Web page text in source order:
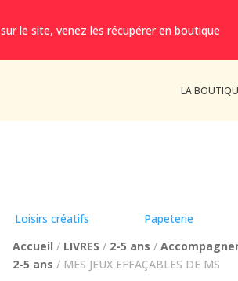
le site, venez les récupérer en boutique
LA
Loisirs créatifs Papeterie
Accueil / LIVRES / 2-5 ans /
2-5 ans / MES JEUX EFFAÇABLES DE MS